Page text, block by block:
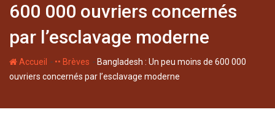
600 000 ouvriers concernés
par l’esclavage moderne
Accueil - •• Brèves - Bangladesh : Un peu moins de 600 000
ouvriers concernés par l’esclavage moderne